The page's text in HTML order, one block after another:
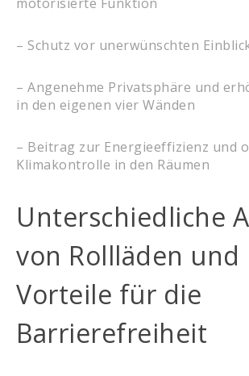
– Schutz vor unerwünschten
– Angenehme Privatsphäre und
in den eigenen vier Wänden
– Beitrag zur Energieeffizienz und
Klimakontrolle in den Räumen
Unterschiedliche
von Rollläden und
Vorteile für die
Barrierefreiheit